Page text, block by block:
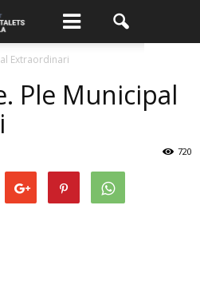
Extraordinari
Ple Municipal
720